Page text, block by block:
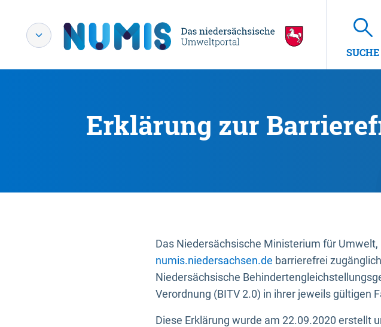
SUCHE
Erklärung zur
Das Niedersächsische Ministerium für
numis.niedersachsen.de barrierefrei
Niedersächsische
Verordnung (BITV 2.0) in ihrer jeweils gültigen
Diese Erklärung wurde am 22.09.2020 erstellt